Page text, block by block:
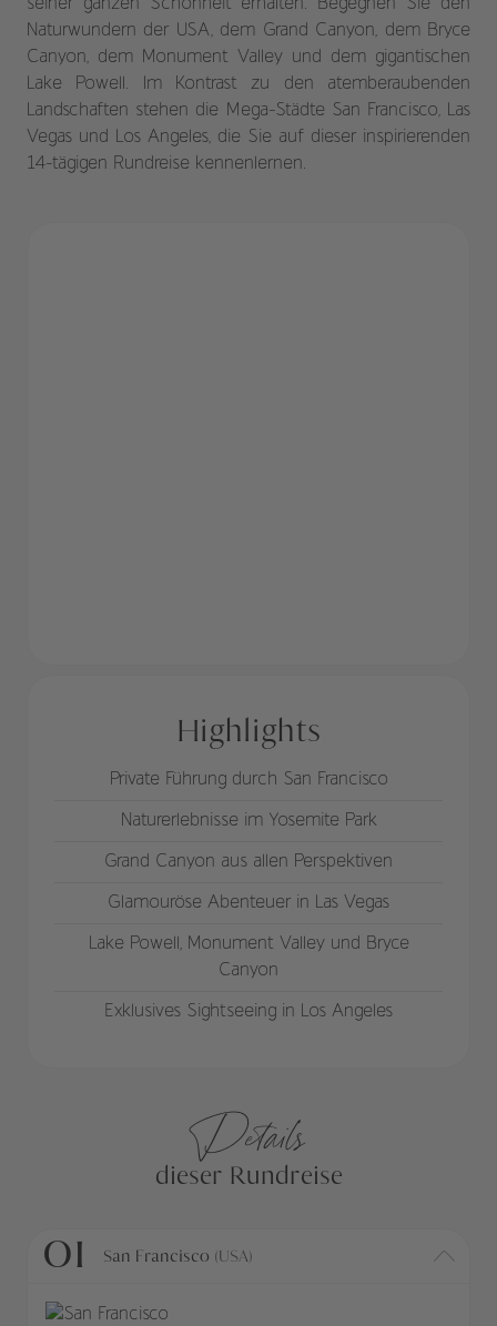
seiner ganzen Schönheit erhalten. Begegnen Sie den
Naturwundern der USA, dem Grand Canyon, dem Bryce
Canyon, dem Monument Valley und dem gigantischen
Lake Powell. Im Kontrast zu den atemberaubenden
Landschaften stehen die Mega-Städte San Francisco, Las
Vegas und Los Angeles, die Sie auf dieser inspirierenden
14-tägigen Rundreise kennenlernen.
Highlights
Private Führung durch San Francisco
Naturerlebnisse im Yosemite Park
Grand Canyon aus allen Perspektiven
Glamouröse Abenteuer in Las Vegas
Lake Powell, Monument Valley und Bryce
Canyon
Exklusives Sightseeing in Los Angeles
Details
dieser Rundreise
01 San Francisco (USA)